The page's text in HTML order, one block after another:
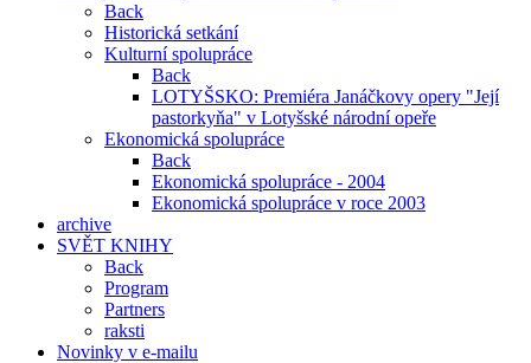
Back
Historická setkání
Kulturní spolupráce
Back
LOTYŠSKO: Premiéra Janáčkovy opery "Její
pastorkyňa" v Lotyšské národní opeře
Ekonomická spolupráce
Back
Ekonomická spolupráce - 2004
Ekonomická spolupráce v roce 2003
archive
SVĚT KNIHY
Back
Program
Partners
raksti
Novinky v e-mailu